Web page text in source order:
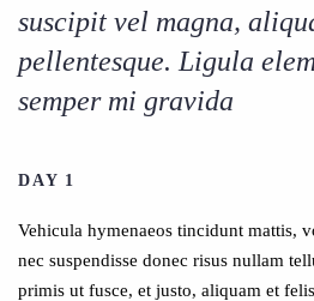
suscipit vel magna,
pellentesque. Ligula
semper mi gravida
DAY 1
Vehicula hymenaeos tincidunt mattis,
nec suspendisse donec risus nullam
primis ut fusce, et justo, aliquam et